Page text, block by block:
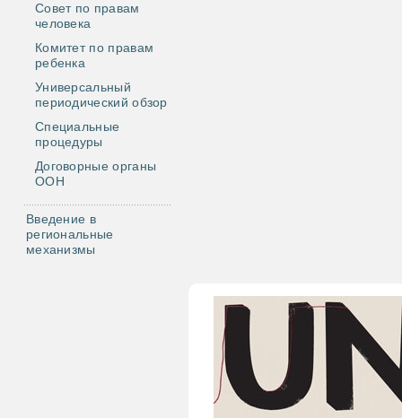
Совет по правам
человека
Комитет по правам
ребенка
Универсальный
периодический обзор
Специальные
процедуры
Договорные органы
ООН
Введение в
региональные
механизмы